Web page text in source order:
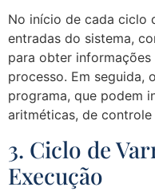
No início de cada ciclo
entradas do sistema,
para obter
processo. Em seguida,
programa, que podem
aritméticas, de controle
3. Ciclo de
Execução